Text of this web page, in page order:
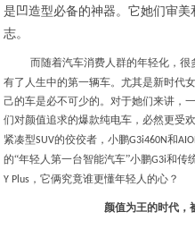
是凹造型必备的神器。它她们审
志。
而随着汽车消费人群的年轻化，很
有了人生中的第一辆车。尤其是新时代
己的车是必不可少的。对于她们来讲，
们对颜值追求的爆款纯电车，必然更受
紧凑型SUV的佼佼者，小鹏G3i460N和
的“年轻人第一台智能汽车”小鹏G3i和传
Y Plus ，它俩究竟谁更懂年轻人的心？
颜值为王的时代，